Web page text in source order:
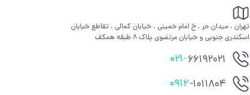
تهران ، میدان حر ، خ امام خمینی ، خیابان کمالی ، تقاطع خیابان
اسکندری جنوبی و خیابان مرتضوی پلاک 8 طبقه همکف
021-66192021
0912-1011804